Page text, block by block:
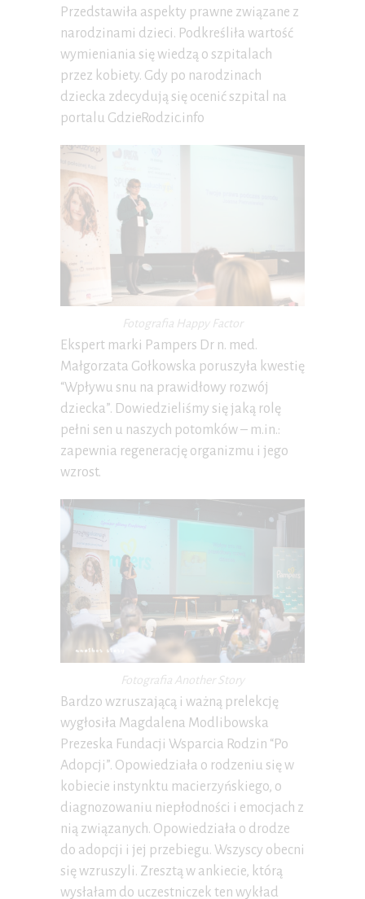
Przedstawiła aspekty prawne związane z
narodzinami dzieci. Podkreśliła wartość
wymieniania się wiedzą o szpitalach
przez kobiety. Gdy po narodzinach
dziecka zdecydują się ocenić szpital na
portalu GdzieRodzic.info
Fotografia Happy Factor
Ekspert marki Pampers Dr n. med.
Małgorzata Gołkowska poruszyła kwestię
“Wpływu snu na prawidłowy rozwój
dziecka”. Dowiedzieliśmy się jaką rolę
pełni sen u naszych potomków – m.in.:
zapewnia regenerację organizmu i jego
wzrost.
Fotografia Another Story
Bardzo wzruszającą i ważną prelekcję
wygłosiła Magdalena Modlibowska
Prezeska Fundacji Wsparcia Rodzin “Po
Adopcji”. Opowiedziała o rodzeniu się w
kobiecie instynktu macierzyńskiego, o
diagnozowaniu niepłodności i emocjach z
nią związanych. Opowiedziała o drodze
do adopcji i jej przebiegu. Wszyscy obecni
się wzruszyli. Zresztą w ankiecie, którą
wysłałam do uczestniczek ten wykład